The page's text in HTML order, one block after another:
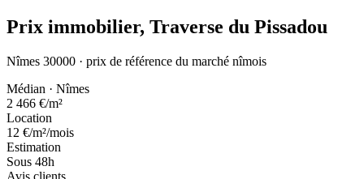
Prix immobilier, Traverse du Pissadou
Nîmes 30000 · prix de référence du marché nîmois
Médian · Nîmes
2 466 €/m²
Location
12 €/m²/mois
Estimation
Sous 48h
Avis clients